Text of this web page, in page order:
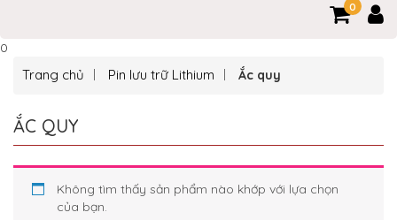
0
0
Trang chủ Pin lưu trữ Lithium Ắc quy
ẮC QUY
Không tìm thấy sản phẩm nào khớp với lựa chọn
của bạn.